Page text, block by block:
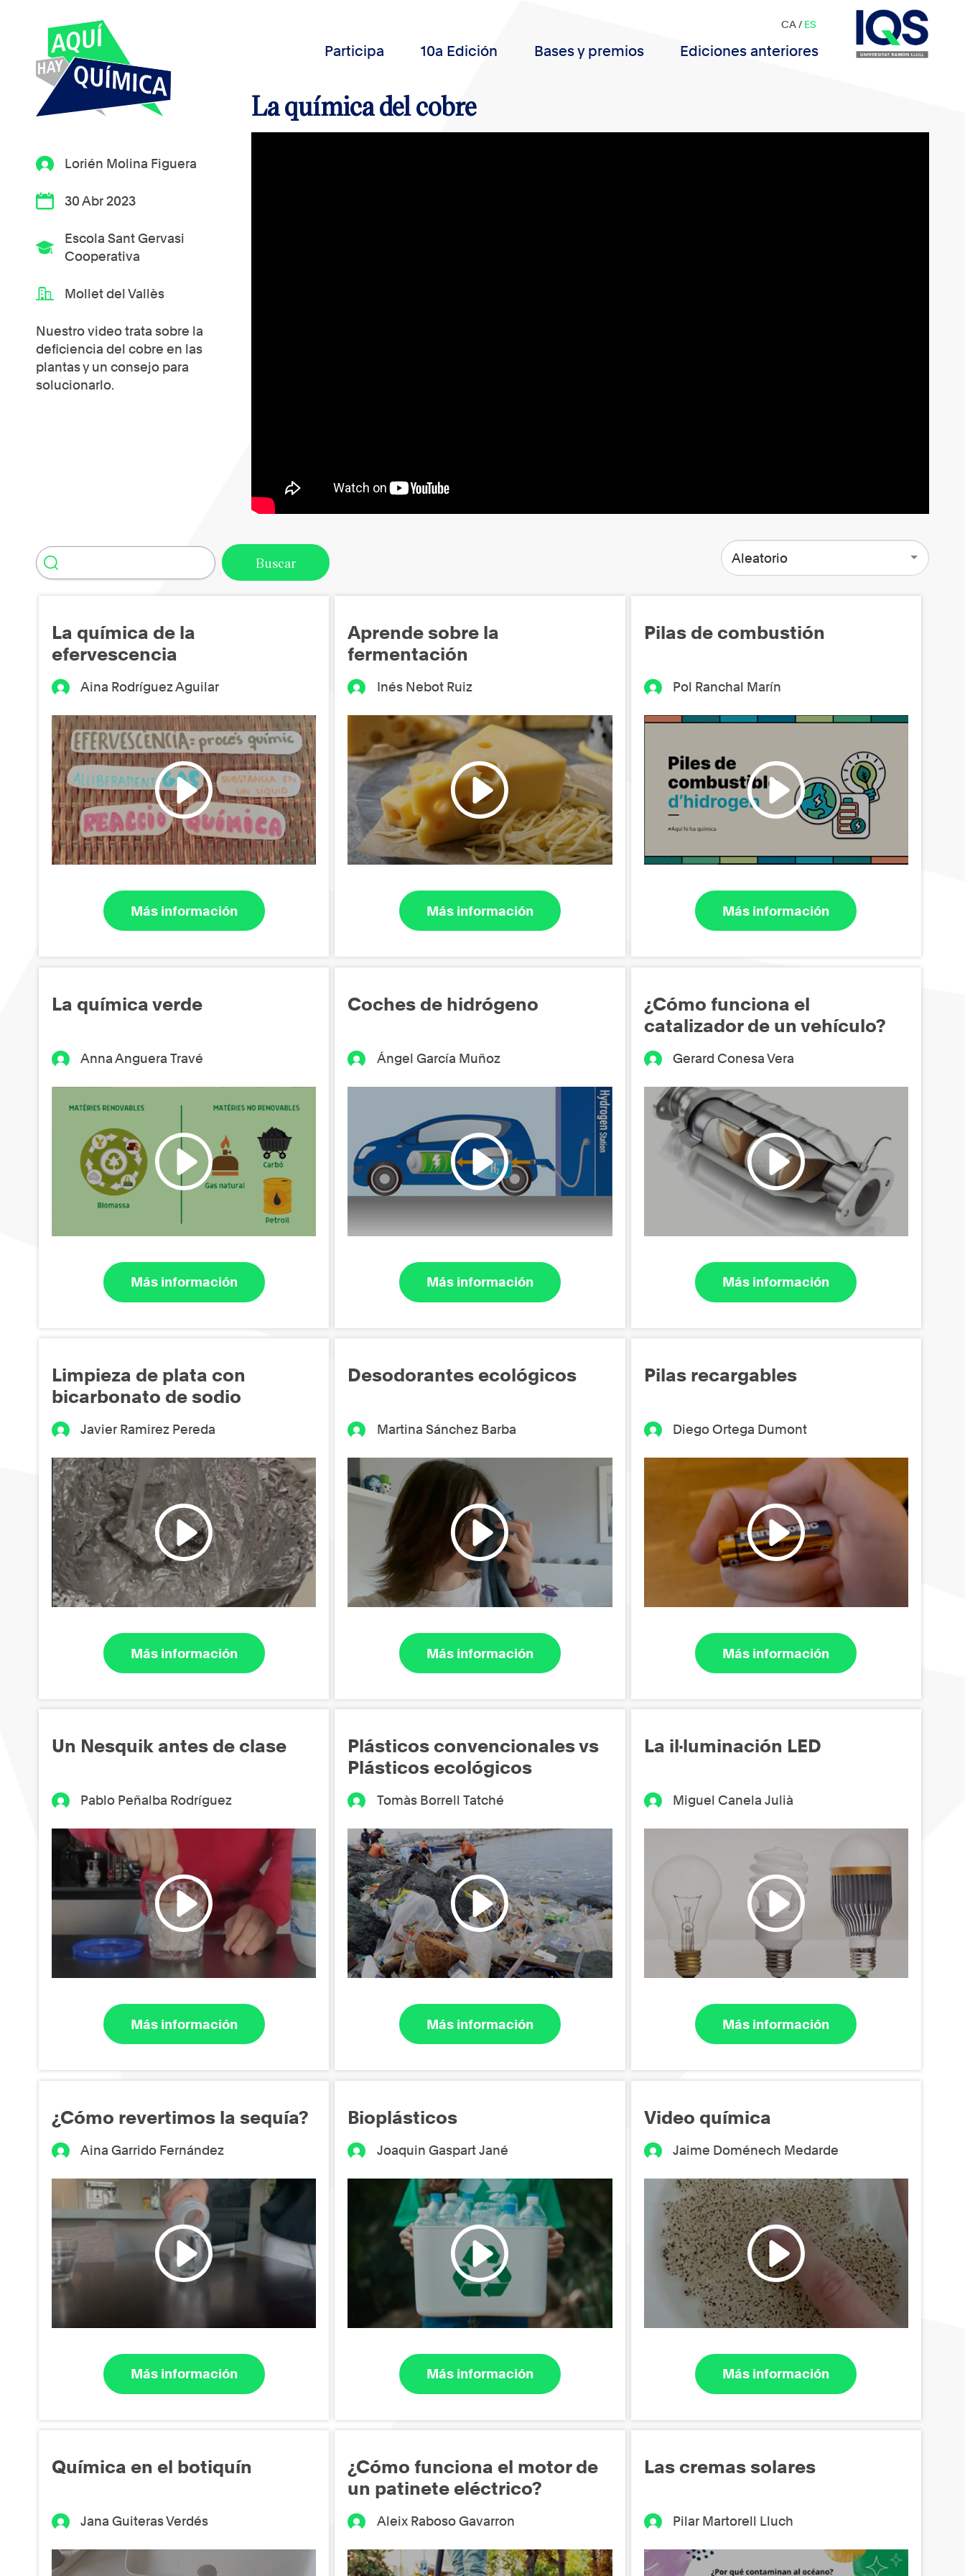
Participa 10a Edición Bases y premios Ediciones anteriores
CA/ ES
Lorién Molina Figuera
30 Abr 2023
Escola Sant Gervasi
Cooperativa
Mollet del Vallès
Nuestro video trata sobre la
deficiencia del cobre en las
plantas y un consejo para
solucionarlo.
La química del cobre
Aleatorio
La química de la
efervescencia
Aina Rodríguez Aguilar
Más información
Aprende sobre la
fermentación
Inés Nebot Ruiz
Más información
Pilas de combustión
Pol Ranchal Marín
Más información
La química verde
Anna Anguera Travé
Más información
Coches de hidrógeno
Ángel García Muñoz
Más información
¿Cómo funciona el
catalizador de un vehículo?
Gerard Conesa Vera
Más información
Limpieza de plata con
bicarbonato de sodio
Javier Ramirez Pereda
Más información
Desodorantes ecológicos
Martina Sánchez Barba
Más información
Pilas recargables
Diego Ortega Dumont
Más información
Un Nesquik antes de clase
Pablo Peñalba Rodríguez
Más información
Plásticos convencionales vs
Plásticos ecológicos
Tomàs Borrell Tatché
Más información
La il·luminación LED
Miguel Canela Julià
Más información
¿Cómo revertimos la sequía?
Aina Garrido Fernández
Más información
Bioplásticos
Joaquin Gaspart Jané
Más información
Video química
Jaime Doménech Medarde
Más información
Química en el botiquín
Jana Guiteras Verdés
¿Cómo funciona el motor de
un patinete eléctrico?
Aleix Raboso Gavarron
Las cremas solares
Pilar Martorell Lluch